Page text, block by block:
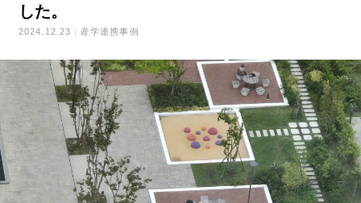
した。
2024.12.23 産学連携事例